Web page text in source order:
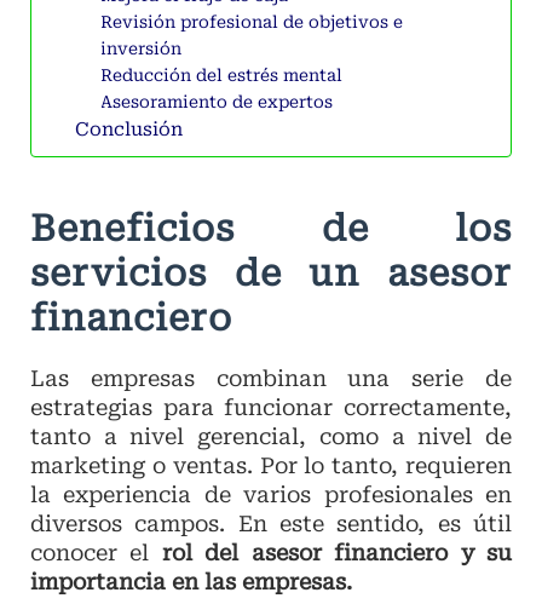
Revisión profesional de objetivos e
inversión
Reducción del estrés mental
Asesoramiento de expertos
Conclusión
Beneficios de los
servicios de un asesor
financiero
Las empresas combinan una serie de
estrategias para funcionar correctamente,
tanto a nivel gerencial, como a nivel de
marketing o ventas. Por lo tanto, requieren
la experiencia de varios profesionales en
diversos campos. En este sentido, es útil
conocer el rol del asesor financiero y su
importancia en las empresas.